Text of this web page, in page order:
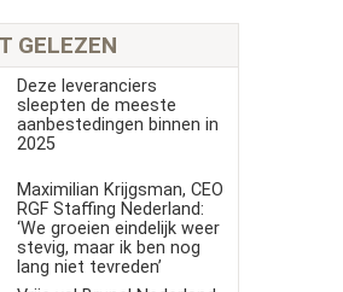
GELEZEN
Deze leveranciers
sleepten de meeste
aanbestedingen binnen in
2025
Maximilian Krijgsman, CEO
RGF Staffing Nederland:
‘We groeien eindelijk weer
stevig, maar ik ben nog
lang niet tevreden’